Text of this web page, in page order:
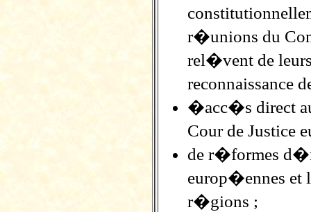
r�unions du
rel�vent de
reconnaissance
�acc�s direct
Cour de Justice
de r�formes
europ�ennes et
r�gions ;